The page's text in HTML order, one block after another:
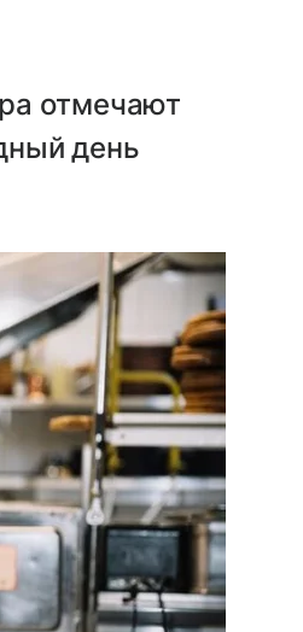
отмечают
день